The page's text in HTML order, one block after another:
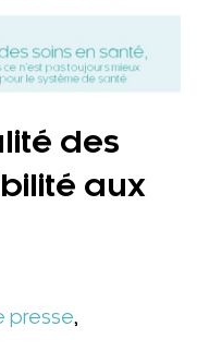
des
aux
presse